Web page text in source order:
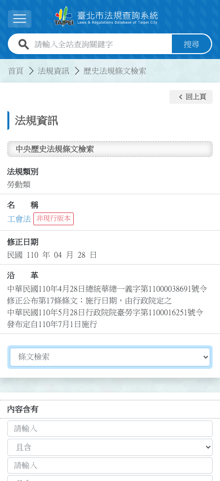
展開選單
全站查詢關鍵字欄位 搜尋
首頁 法規資訊 歷史法規條文檢索
法規資訊
keyboard_arrow_left 回上頁
中央歷史法規條文檢索
法規類別
勞動類
名 稱
工會法
非現行版本
修正日期
民國 110 年 04 月 28 日
沿 革
中華民國110年4月28日總統華總一義字第11000038691號令
修正公布第17條條文；施行日期，由行政院定之
中華民國110年5月28日行政院院臺勞字第1100016251號令
發布定自110年7月1日施行
切換選擇法規資訊內容
內容含有